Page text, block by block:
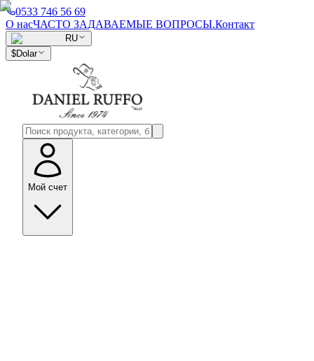
0533 746 56 69
О насЧАСТО ЗАДАВАЕМЫЕ ВОПРОСЫ.Контакт
RU
$Dolar
Мой счет